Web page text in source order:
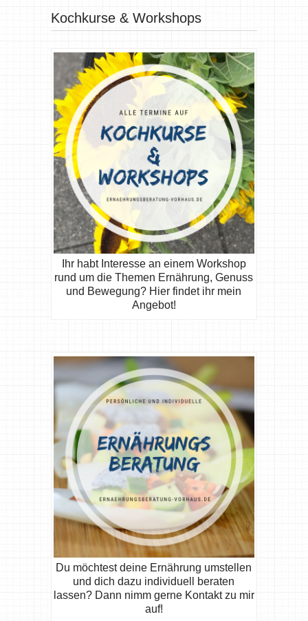
Kochkurse & Workshops
Ihr habt Interesse an einem Workshop
rund um die Themen Ernährung, Genuss
und Bewegung? Hier findet ihr mein
Angebot!
Du möchtest deine Ernährung umstellen
und dich dazu individuell beraten
lassen? Dann nimm gerne Kontakt zu mir
auf!